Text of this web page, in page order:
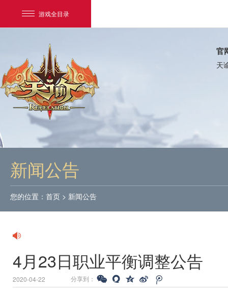
游戏全目录
网易游戏
我的足迹：
官
天
新闻公告
您的位置： 首页 > 新闻公告
4月23日职业平衡调整公告
2020-04-22 分享到：